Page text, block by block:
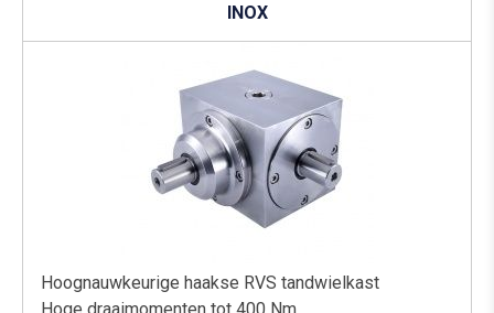
INOX
Hoognauwkeurige haakse RVS tandwielkast
Hoge draaimomenten tot 400 Nm